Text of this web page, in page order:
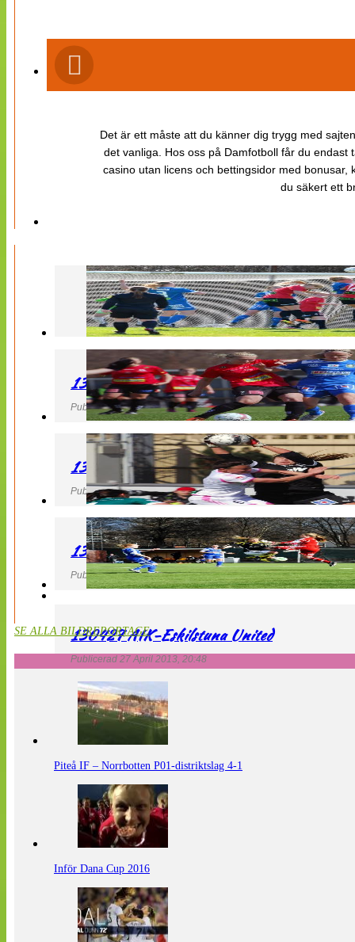
Det är ett måste att du känner dig trygg med
det vanliga. Hos oss på Damfotboll får du
casino utan licens och bettingsidor med
du säkert ett
130427 LB 07 – QBIK
Publicerad 27 April 2013, 22:40
130427 IF Limhamn Bunkeflo – QBIK
Publicerad 27 April 2013, 21:10
130427 LdB FC Malmö – Mallbackens IF
Publicerad 27 April 2013, 20:54
130427 AIK-Eskilstuna United
Publicerad 27 April 2013, 20:48
SE ALLA BILDREPORTAGE
Piteå IF – Norrbotten P01-distriktslag 4-1
Inför Dana Cup 2016